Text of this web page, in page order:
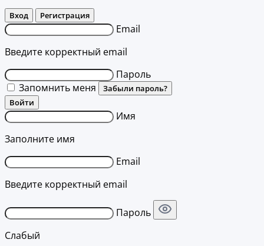
Вход Регистрация
Email
Введите корректный email
Пароль
Запомнить меня
Забыли пароль?
Войти
Имя
Заполните имя
Email
Введите корректный email
Пароль
Слабый